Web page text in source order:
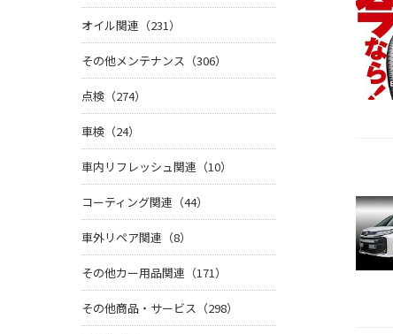
オイル関連（231）
その他メンテナンス（306）
点検（274）
車検（24）
車内リフレッシュ関連（10）
コーティング関連（44）
車外リペア関連（8）
その他カー用品関連（171）
その他商品・サービス（298）